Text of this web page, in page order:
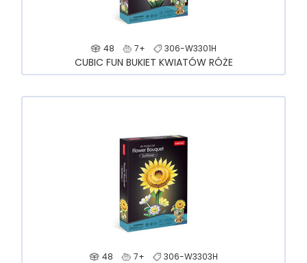
48 7+ 306-W3301H
CUBIC FUN BUKIET KWIATÓW RÓŻE
48 7+ 306-W3303H